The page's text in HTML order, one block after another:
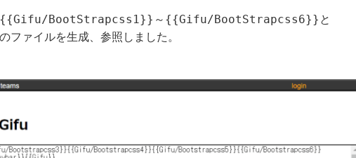
{{Gifu/BootStrapcss1}} ～ {{Gifu/BootStrapcss6}} と
ファイルを生成、参照しました。